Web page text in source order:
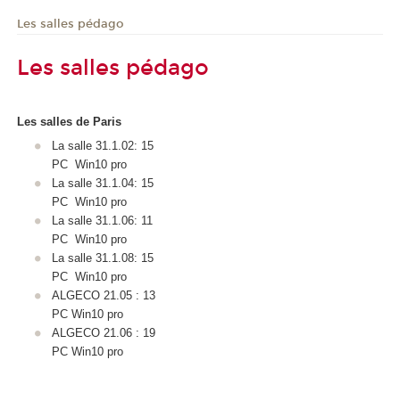
Les salles pédago
Les salles pédago
Les salles de Paris
La salle 31.1.02: 15
PC Win10 pro
La salle 31.1.04: 15
PC Win10 pro
La salle 31.1.06: 11
PC Win10 pro
La salle 31.1.08: 15
PC Win10 pro
ALGECO 21.05 : 13
PC Win10 pro
ALGECO 21.06 : 19
PC Win10 pro